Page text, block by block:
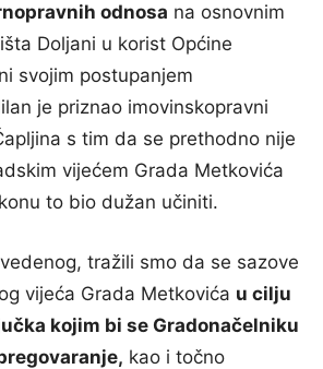
odnosa na osnovnim
Doljani u korist Općine
svojim postupanjem
je priznao imovinskopravni
s tim da se prethodno nije
vijećem Grada Metkovića
to bio dužan učiniti.
tražili smo da se sazove
vijeća Grada Metkovića u cilju
kojim bi se Gradonačelniku
kao i točno